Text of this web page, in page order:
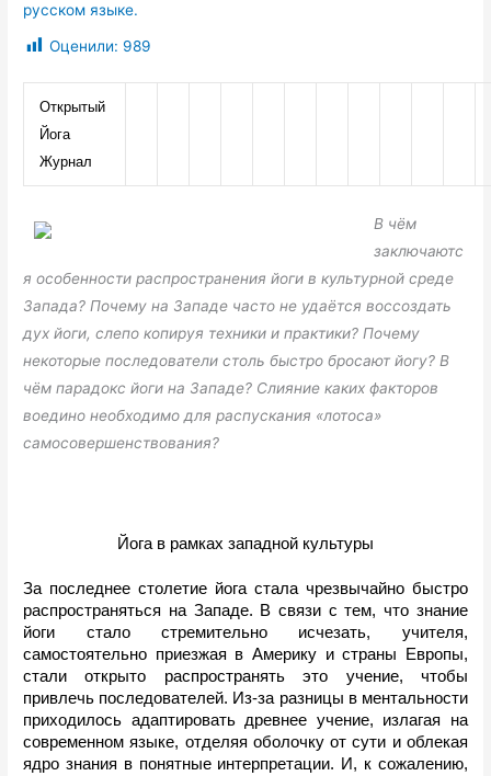
русском языке.
Оценили: 989
Открытый
Йога
Журнал
В чём
заключаютс
я особенности распространения йоги в культурной среде
Запада? Почему на Западе часто не удаётся воссоздать
дух йоги, слепо копируя техники и практики? Почему
некоторые последователи столь быстро бросают йогу? В
чём парадокс йоги на Западе? Слияние каких факторов
воедино необходимо для распускания «лотоса»
самосовершенствования?
Йога в рамках западной культуры
За последнее столетие йога стала чрезвычайно быстро
распространяться на Западе. В связи с тем, что знание
йоги стало стремительно исчезать, учителя,
самостоятельно приезжая в Америку и страны Европы,
стали открыто распространять это учение, чтобы
привлечь последователей. Из-за разницы в ментальности
приходилось адаптировать древнее учение, излагая на
современном языке, отделяя оболочку от сути и облекая
ядро знания в понятные интерпретации. И, к сожалению,